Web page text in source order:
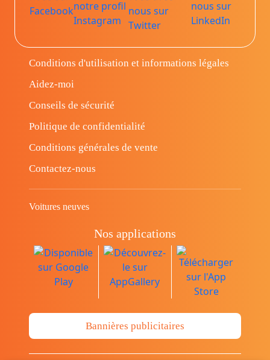
Conditions d'utilisation et informations légales
Aidez-moi
Conseils de sécurité
Politique de confidentialité
Conditions générales de vente
Contactez-nous
Voitures neuves
Nos applications
Bannières publicitaires